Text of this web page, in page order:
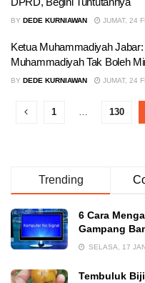
BY DEDE KURNIAWAN JUMAT, 24
Ketua Muhammadiyah
Muhammadiyah Tak Boleh
BY DEDE KURNIAWAN JUMAT, 24
1 … 130
Trending
6 Cara
Gampang
SELASA, 17
Tembuluk